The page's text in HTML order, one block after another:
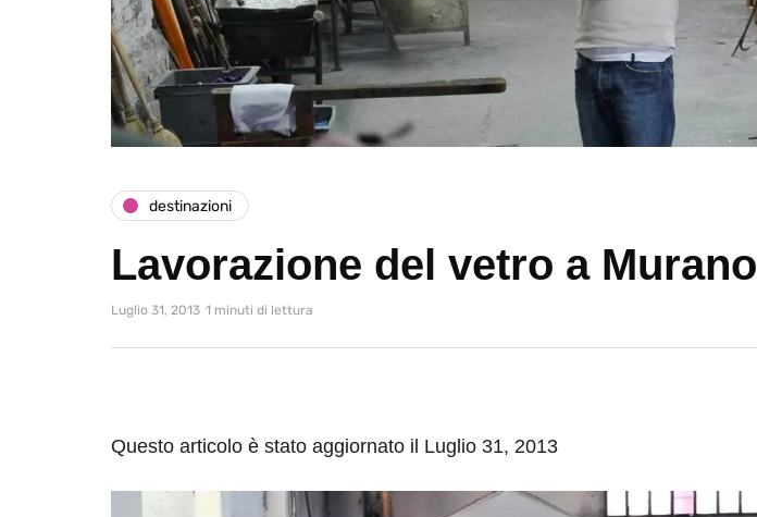
destinazioni
Lavorazione del vetro a Murano
Luglio 31, 2013 1 minuti di lettura
Questo articolo è stato aggiornato il Luglio 31, 2013